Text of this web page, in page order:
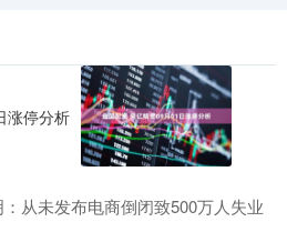
涨停分析
从未发布电商倒闭致500万人失业